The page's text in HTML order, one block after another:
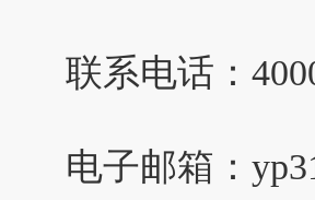
联系电话：
电子邮箱：